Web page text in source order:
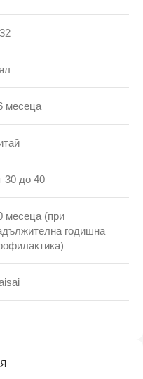
месеца
30 до 40
месеца (при
годишна